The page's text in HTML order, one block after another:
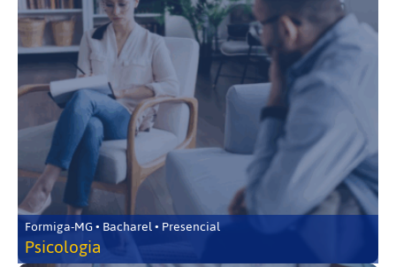
Formiga-MG • Bacharel • Presencial
Psicologia